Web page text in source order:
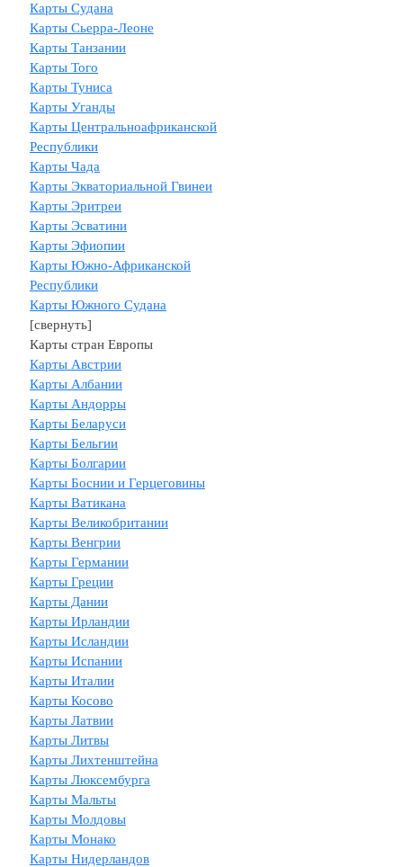
Карты Судана
Карты Сьерра-Леоне
Карты Танзании
Карты Того
Карты Туниса
Карты Уганды
Карты Центральноафриканской
Республики
Карты Чада
Карты Экваториальной Гвинеи
Карты Эритреи
Карты Эсватини
Карты Эфиопии
Карты Южно-Африканской
Республики
Карты Южного Судана
[свернуть]
Карты стран Европы
Карты Австрии
Карты Албании
Карты Андорры
Карты Беларуси
Карты Бельгии
Карты Болгарии
Карты Боснии и Герцеговины
Карты Ватикана
Карты Великобритании
Карты Венгрии
Карты Германии
Карты Греции
Карты Дании
Карты Ирландии
Карты Исландии
Карты Испании
Карты Италии
Карты Косово
Карты Латвии
Карты Литвы
Карты Лихтенштейна
Карты Люксембурга
Карты Мальты
Карты Молдовы
Карты Монако
Карты Нидерландов